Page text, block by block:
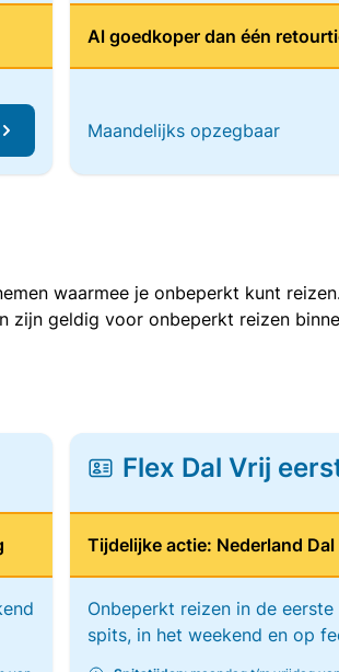
Al goedkoper dan één
Maandelijks opzegbaar
waarmee je onbeperkt kunt
zijn geldig voor onbeperkt reizen
Flex Dal Vrij
Tijdelijke actie: Nederland
Onbeperkt reizen in de
spits, in het weekend en op